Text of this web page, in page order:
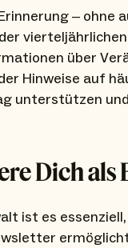
– ohne
über
Hinweise auf
unterstützen
Dich als
ist es